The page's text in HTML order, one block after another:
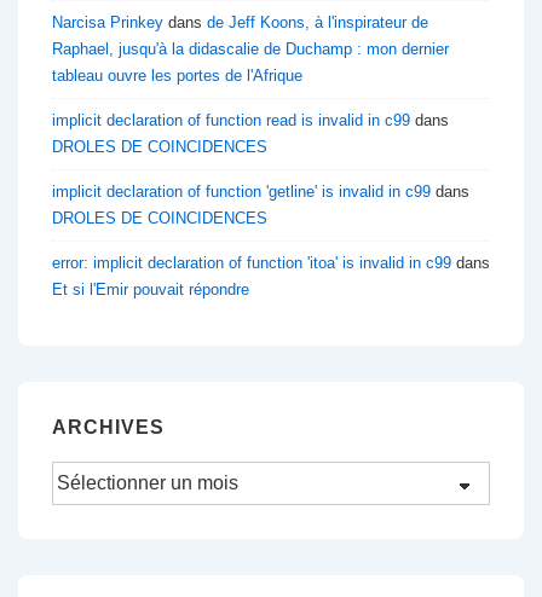
Narcisa Prinkey dans de Jeff Koons, à l'inspirateur de
Raphael, jusqu'à la didascalie de Duchamp : mon dernier
tableau ouvre les portes de l'Afrique
implicit declaration of function read is invalid in c99 dans
DROLES DE COINCIDENCES
implicit declaration of function 'getline' is invalid in c99 dans
DROLES DE COINCIDENCES
error: implicit declaration of function 'itoa' is invalid in c99 dans
Et si l'Emir pouvait répondre
ARCHIVES
Archives